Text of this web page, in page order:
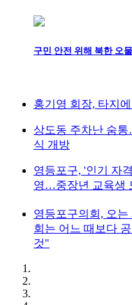
구민 안전 위해 북한 오
홍기영 회장, 타지
상도동 주차난 숨
식 개방
영등포구, '인기 자
영…중장년 교육생
영등포구의회, 오
회는 어느 때보다
것"